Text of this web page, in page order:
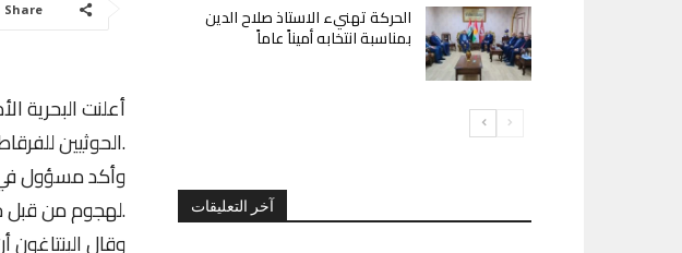
Share
أعلنت
الحوثيين للفرقاطة السعودية مطلع الأسبوع الماضي.
وأكد مسؤول في
لهجوم من قبل جماعة الحوثي المدعومة إىرانياً.
وقال
الحركة تهنيء الاستاذ صلاح الدين
بمناسبة انتخابه أميناً عاماً
آخر التعليقات